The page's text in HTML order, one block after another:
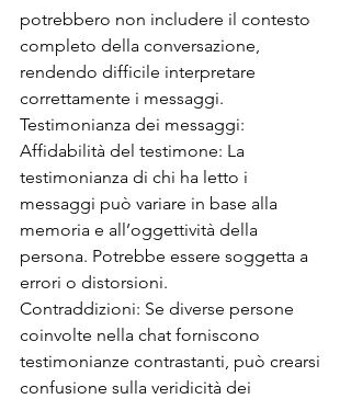
potrebbero non includere il contesto
completo della conversazione,
rendendo difficile interpretare
correttamente i messaggi.
Testimonianza dei messaggi:
Affidabilità del testimone: La
testimonianza di chi ha letto i
messaggi può variare in base alla
memoria e all’oggettività della
persona. Potrebbe essere soggetta a
errori o distorsioni.
Contraddizioni: Se diverse persone
coinvolte nella chat forniscono
testimonianze contrastanti, può crearsi
confusione sulla veridicità dei